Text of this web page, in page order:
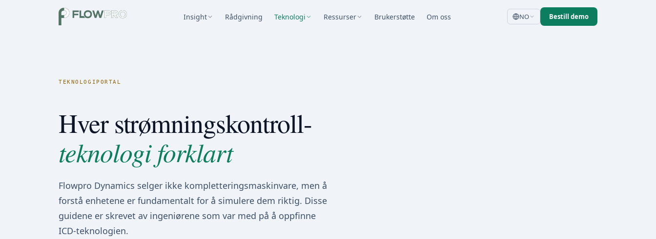
Insight Rådgivning Teknologi Ressurser Brukerstøtte Om oss NO Bestill demo
TEKNOLOGIPORTAL
Hver strømningskontroll-
teknologi forklart
Flowpro Dynamics selger ikke kompletteringsmaskinvare, men å
forstå enhetene er fundamentalt for å simulere dem riktig. Disse
guidene er skrevet av ingeniørene som var med på å oppfinne
ICD-teknologien.